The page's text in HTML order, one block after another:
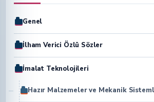
Genel
İlham Verici Özlü Sözler
İmalat Teknolojileri
Hazır Malzemeler ve Mekanik